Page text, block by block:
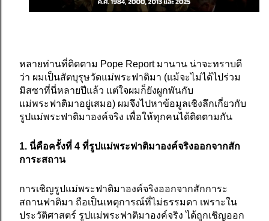
หลายท่านที่ติดตาม Pope Report มานาน น่าจะทราบดี
ว่า ผมเป็นสัตบุรุษวัดแม่พระฟาติมา (แม้จะไม่ได้ไปร่วม
มิสซาที่นี่หลายปีแล้ว แต่ใจผมก็ยังผูกพันกับ
แม่พระฟาติมาอยู่เสมอ) ผมจึงไปหาข้อมูลเชิงลึกเกี่ยวกับ
รูปแม่พระฟาติมาองค์จริง เพื่อให้ทุกคนได้ติดตามกัน
1. นี่คือครั้งที่ 4 ที่รูปแม่พระฟาติมาองค์จริงออกจากสัก
การะสถาน
การเชิญรูปแม่พระฟาติมาองค์จริงออกจากสักการะ
สถานฟาติมา ถือเป็นเหตุการณ์ที่ไม่ธรรมดา เพราะใน
ประวัติศาสตร์ รูปแม่พระฟาติมาองค์จริง ได้ถูกเชิญออก